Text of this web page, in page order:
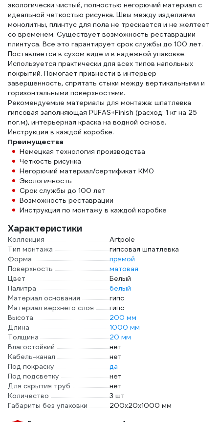
экологически чистый, полностью негорючий материал с
идеальной четкостью рисунка. Швы между изделиями
монолитны, плинтус для пола не трескается и не желтеет
со временем. Существует возможность реставрации
плинтуса. Все это гарантирует срок службы до 100 лет.
Поставляется в сухом виде и в надежной упаковке.
Используется практически для всех типов напольных
покрытий. Помогает привнести в интерьер
завершенность, спрятать стыки между вертикальными и
горизонтальными поверхностями.
Рекомендуемые материалы для монтажа: шпатлевка
гипсовая заполняющая PUFAS+Finish (расход: 1 кг на 25
пог.м), интерьерная краска на водной основе.
Инструкция в каждой коробке.
Преимущества
Немецкая технология производства
Четкость рисунка
Негорючий материал/сертификат КМ0
Экологичность
Срок службы до 100 лет
Возможность реставрации
Инструкция по монтажу в каждой коробке
Характеристики
Коллекция
Artpole
Тип монтажа
гипсовая шпатлевка
Форма
прямой
Поверхность
матовая
Цвет
Белый
Палитра
белый
Материал основания
гипс
Материал верхнего слоя
гипс
Высота
200 мм
Длина
1000 мм
Толщина
20 мм
Влагостойкий
нет
Кабель-канал
нет
Под покраску
да
Под подсветку
нет
Для скрытия труб
нет
Количество
3 шт
Габариты без упаковки
200x20x1000 мм